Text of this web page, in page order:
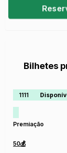
Bilhetes
1111
Premiação
50💰